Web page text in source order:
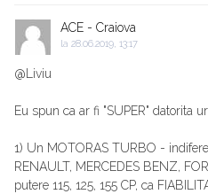
ACE - Craiova
la 28.06.2019, 13:17
@Liviu
Eu spun ca ar fi "SUPER" datorita
1) Un MOTORAS TURBO -
RENAULT, MERCEDES BENZ,
putere 115, 125, 155 CP, ca